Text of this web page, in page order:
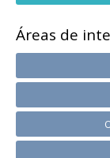
Áreas de